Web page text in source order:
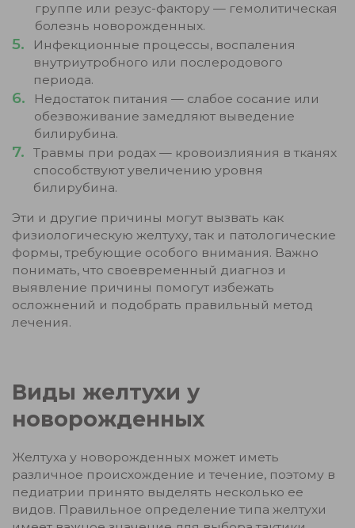
группе или резус-фактору — гемолитическая
болезнь новорожденных.
Инфекционные процессы, воспаления
внутриутробного или послеродового
периода.
Недостаток питания — слабое сосание или
обезвоживание замедляют выведение
билирубина.
Травмы при родах — кровоизлияния в тканях
способствуют увеличению уровня
билирубина.
Эти и другие причины могут вызвать как
физиологическую желтуху, так и патологические
формы, требующие особого внимания. Важно
понимать, что своевременный диагноз и
выявление причины помогут избежать
осложнений и подобрать правильный метод
лечения.
Виды желтухи у
новорожденных
Желтуха у новорожденных может иметь
различное происхождение и течение, поэтому в
педиатрии принято выделять несколько ее
видов. Правильное определение типа желтухи